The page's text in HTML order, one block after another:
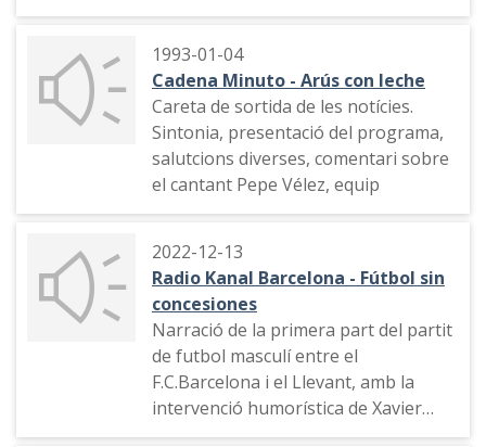
1993-01-04
Cadena Minuto - Arús con leche
Careta de sortida de les notícies.
Sintonia, presentació del programa,
salutcions diverses, comentari sobre
el cantant Pepe Vélez, equip
2022-12-13
Radio Kanal Barcelona - Fútbol sin
concesiones
Narració de la primera part del partit
de futbol masculí entre el
F.C.Barcelona i el Llevant, amb la
intervenció humorística de Xavier
García Albiol i d'altres persones